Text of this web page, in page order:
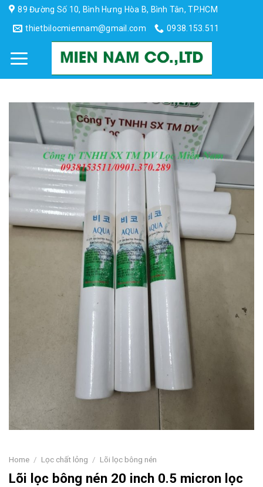
Skip
content
89 Đường Số 10, Bình Hưng Hòa B, Bình Tân, TP.HCM
thietbilocmiennam@gmail.com
0938.153.511
Home / Lọc chất lỏng / Lõi lọc bông nén
Lõi lọc bông nén 20 inch 0.5 micron lọc